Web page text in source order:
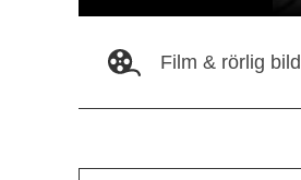
Film & rörlig bild